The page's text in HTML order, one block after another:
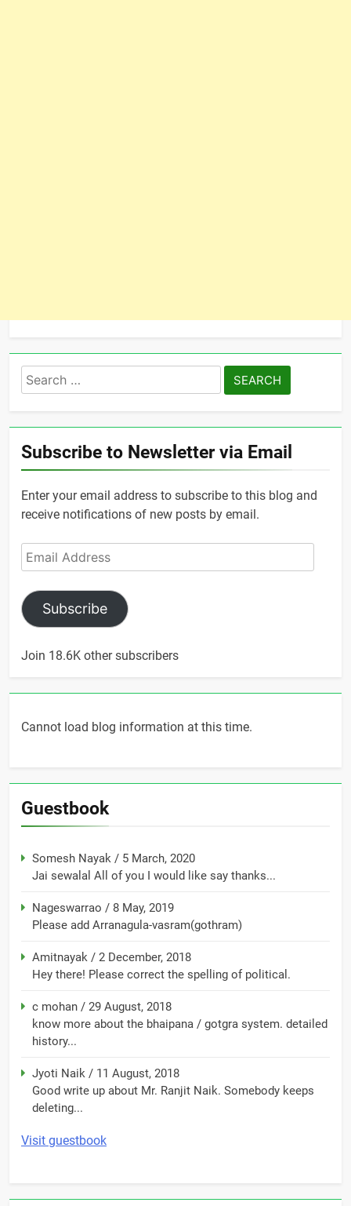
Search
for:
Subscribe to Newsletter via Email
Enter your email address to subscribe to this blog and
receive notifications of new posts by email.
Email
Address
Subscribe
Join 18.6K other subscribers
Cannot load blog information at this time.
Guestbook
Somesh Nayak / 5 March, 2020
Jai sewalal All of you I would like say thanks...
Nageswarrao / 8 May, 2019
Please add Arranagula-vasram(gothram)
Amitnayak / 2 December, 2018
Hey there! Please correct the spelling of political.
c mohan / 29 August, 2018
know more about the bhaipana / gotgra system. detailed
history...
Jyoti Naik / 11 August, 2018
Good write up about Mr. Ranjit Naik. Somebody keeps
deleting...
Visit guestbook